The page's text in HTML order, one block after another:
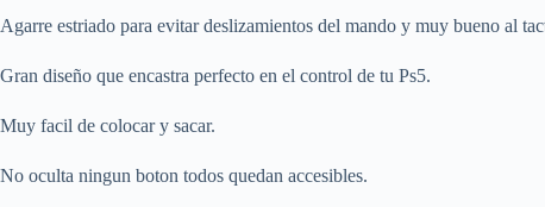
Agarre estriado para evitar deslizamientos del mando y muy bueno al
Gran diseño que encastra perfecto en el control de tu Ps5.
Muy facil de colocar y sacar.
No oculta ningun boton todos quedan accesibles.